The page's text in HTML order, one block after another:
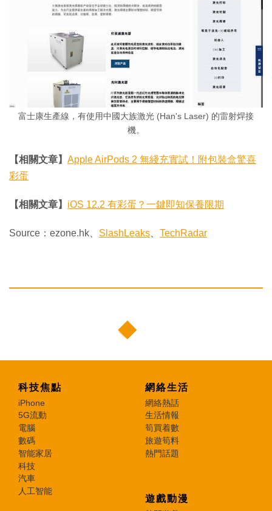
富士康生產線，有使用中國大族激光 (Han's Laser) 的雷射焊接
機。
【相關文章】 Apple AirPods 2 無綫充實試！附包裝盒驚喜
彩蛋
【相關文章】 iOS 12.2 有彩蛋？一鍵即知保養限期
Source：ezone.hk、 SlashLeaks TechRadar
科技焦點
iPhone
5G流動
電腦
數碼
智能家居
科技
汽車
人工智能
網絡生活
網絡熱話
生活情報
筍買着數
旅遊筍料
熱門話題
遊戲動漫